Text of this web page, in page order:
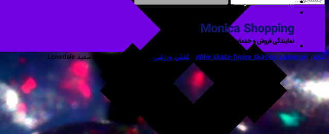
لیست همه محصولات
خانه/
inline skate-figure skating-patinage
/کفش ورزشی / کفش ورزشی مردانه سفید Lonsdale